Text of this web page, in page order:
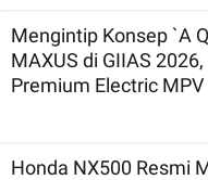
Mengintip Konsep `A
MAXUS di GIIAS
Premium Electric MPV
Honda NX500 Resmi